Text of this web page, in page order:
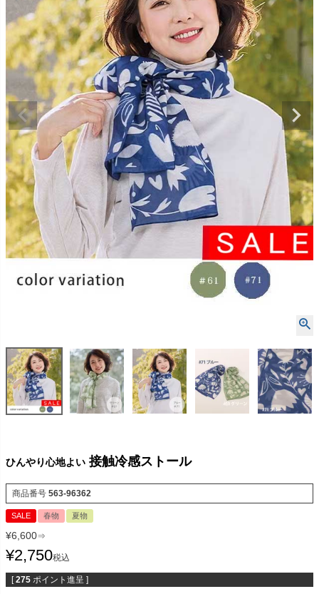
ひんやり心地よい 接触冷感ストール
商品番号 563-96362
SALE 春物 夏物
¥6,600⇒
¥2,750税込
[ 275 ポイント進呈 ]